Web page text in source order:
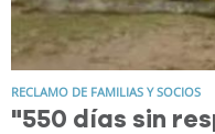
RECLAMO DE FAMILIAS Y SOCIOS
"550 días sin